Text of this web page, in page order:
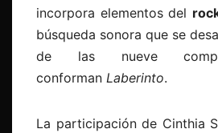
incorpora elementos del
búsqueda sonora que se
de las nueve
conforman Laberinto.
La participación de Cinthia